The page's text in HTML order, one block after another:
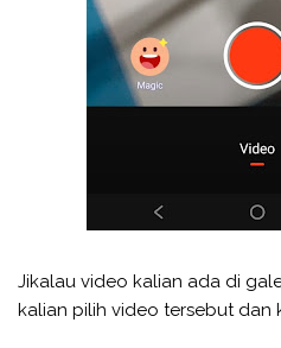
Jikalau video kalian ada di
kalian pilih video tersebut dan